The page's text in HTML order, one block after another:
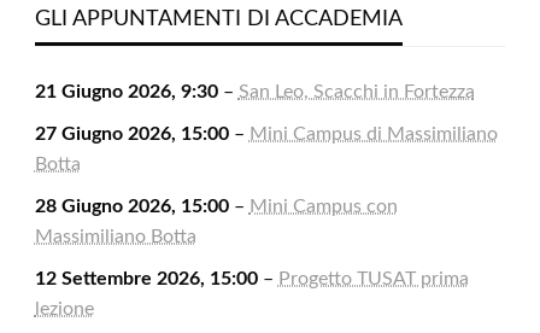
2026
2026
2026
2026
2026
GLI APPUNTAMENTI DI ACCADEMIA
21 Giugno 2026, 9:30– San Leo, Scacchi in Fortezza
27 Giugno 2026, 15:00– Mini Campus di Massimiliano
Botta
28 Giugno 2026, 15:00– Mini Campus con
Massimiliano Botta
12 Settembre 2026, 15:00– Progetto TUSAT prima
lezione